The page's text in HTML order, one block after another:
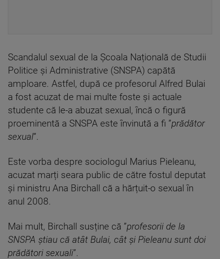
Scandalul sexual de la Școala Națională de Studii
Politice și Administrative (SNSPA) capătă
amploare. Astfel, după ce profesorul Alfred Bulai
a fost acuzat de mai multe foste și actuale
studente că le-a abuzat sexual, încă o figură
proeminentă a SNSPA este învinută a fi ”prădător
sexual”.
Este vorba despre sociologul Marius Pieleanu,
acuzat marți seara public de către fostul deputat
și ministru Ana Birchall că a hărțuit-o sexual în
anul 2008.
Mai mult, Birchall susține că ”profesorii de la
SNSPA știau că atât Bulai, cât și Pieleanu sunt doi
prădători sexuali”.